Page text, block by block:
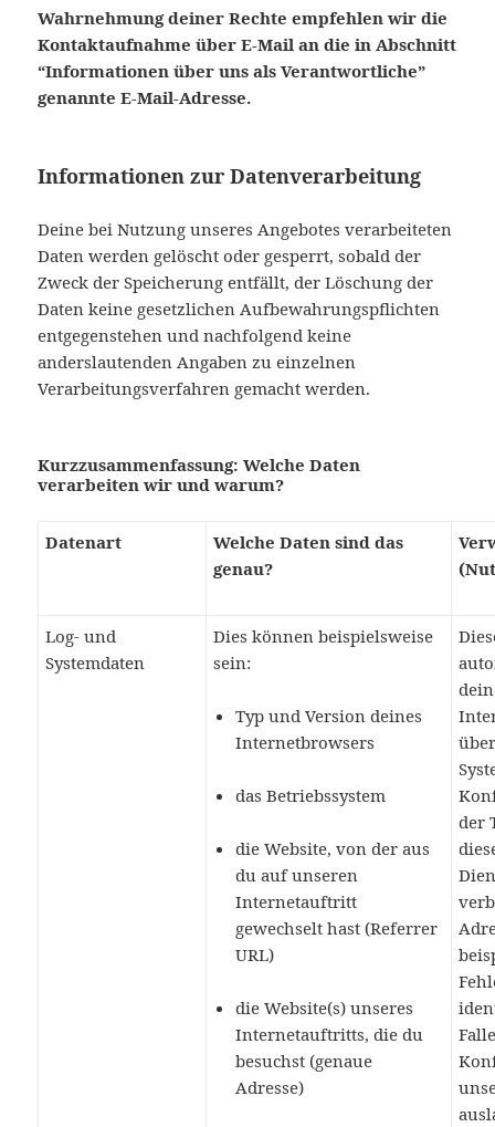
Wahrnehmung deiner Rechte empfehlen wir die
Kontaktaufnahme überE-Mail an die in Abschnitt
“Informationen über uns als Verantwortliche”
genannte E-Mail-Adresse.
Informationen zur Datenverarbeitung
Deine bei Nutzung unseres Angebotes verarbeiteten
Daten werden gelöscht oder gesperrt, sobald der
Zweck der Speicherung entfällt, der Löschung der
Daten keine gesetzlichen Aufbewahrungspflichten
entgegenstehen und nachfolgend keine
anderslautenden Angaben zu einzelnen
Verarbeitungsverfahren gemacht werden.
Kurzzusammenfassung: Welche Daten
verarbeiten wir und warum?
Datenart
Welche Daten sind das
genau?
Log- und
Systemdaten
Dies können beispielsweise
sein:
Typ und Version deines
Internetbrowsers
das Betriebssystem
die Website, von der aus
du auf unseren
Internetauftritt
gewechselt hast (Referrer
URL)
die Website(s) unseres
Internetauftritts, die du
besuchst (genaue
Adresse)
der